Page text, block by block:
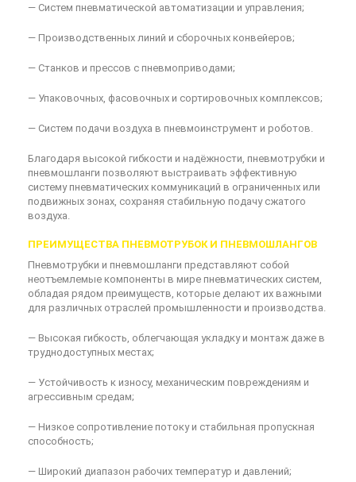
— Систем пневматической автоматизации и управления;
— Производственных линий и сборочных конвейеров;
— Станков и прессов с пневмоприводами;
— Упаковочных, фасовочных и сортировочных комплексов;
— Систем подачи воздуха в пневмоинструмент и роботов.
Благодаря высокой гибкости и надёжности, пневмотрубки и
пневмошланги позволяют выстраивать эффективную
систему пневматических коммуникаций в ограниченных или
подвижных зонах, сохраняя стабильную подачу сжатого
воздуха.
ПРЕИМУЩЕСТВА ПНЕВМОТРУБОК И ПНЕВМОШЛАНГОВ
Пневмотрубки и пневмошланги представляют собой
неотъемлемые компоненты в мире пневматических систем,
обладая рядом преимуществ, которые делают их важными
для различных отраслей промышленности и производства.
— Высокая гибкость, облегчающая укладку и монтаж даже в
труднодоступных местах;
— Устойчивость к износу, механическим повреждениям и
агрессивным средам;
— Низкое сопротивление потоку и стабильная пропускная
способность;
— Широкий диапазон рабочих температур и давлений;